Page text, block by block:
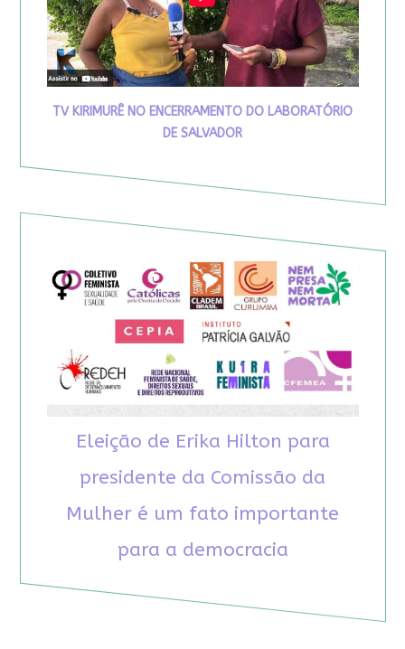
TV KIRIMURÊ NO ENCERRAMENTO DO LABORATÓRIO
DE SALVADOR
Eleição de Erika Hilton para
presidente da Comissão da
Mulher é um fato importante
para a democracia